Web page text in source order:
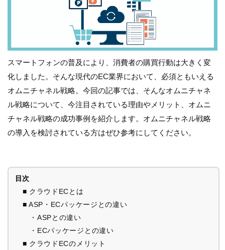
スマートフォンの普及により、消費者の購買行動は大きく変
化しました。そんな現代のEC業界において、必須ともいえる
オムニチャネル戦略。今回の記事では、そんなオムニチャネ
ル戦略について、今注目されている理由やメリット、オムニ
チャネル戦略の成功事例を紹介します。オムニチャネル戦略
の導入を検討されている方はぜひ参考にしてください。
目次
■ クラウドECとは
■ ASP・ECパッケージとの違い
・ASPとの違い
・ECパッケージとの違い
■ クラウドECのメリット